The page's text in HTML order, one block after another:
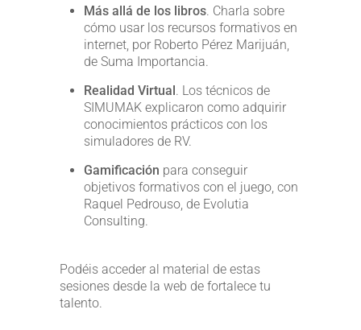
Más allá de los libros. Charla sobre
cómo usar los recursos formativos en
internet, por Roberto Pérez Marijuán,
de Suma Importancia.
Realidad Virtual. Los técnicos de
SIMUMAK explicaron como adquirir
conocimientos prácticos con los
simuladores de RV.
Gamificación para conseguir
objetivos formativos con el juego, con
Raquel Pedrouso, de Evolutia
Consulting.
Podéis acceder al material de estas
sesiones desde la web de fortalece tu
talento.